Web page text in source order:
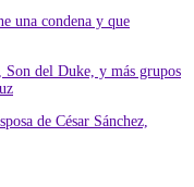
una condena y que
del Duke, y más grupos
de César Sánchez,